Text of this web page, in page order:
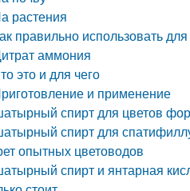
растения
правильно использовать
аммония
это и для чего
и применение
спирт для цветов
спирт для
опытных цветоводов
спирт и янтарная